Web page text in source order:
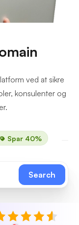
ved at sikre
konsulenter og
Spar 40%
Search